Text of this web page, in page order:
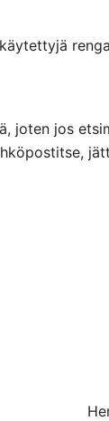
joten jos